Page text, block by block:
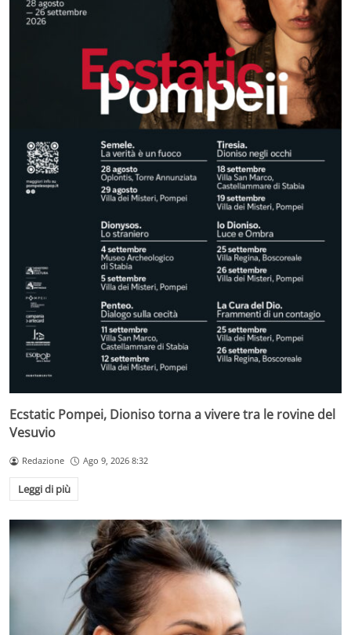
Ecstatic Pompei, Dioniso torna a vivere tra le rovine del
Vesuvio
Redazione Ago 9, 2026 8:32
Leggi di più